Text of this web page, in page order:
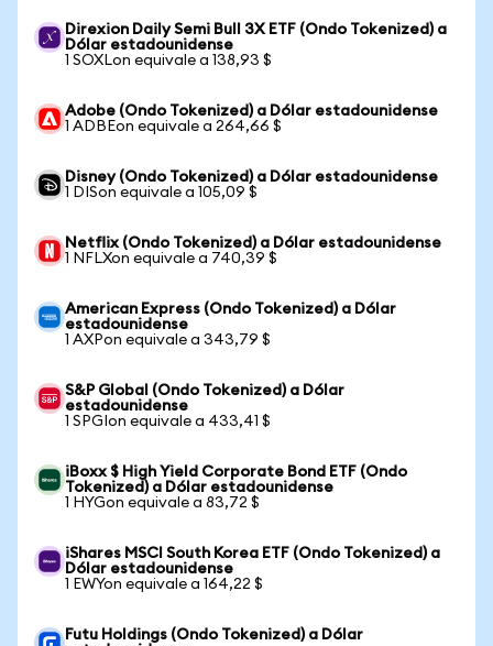
Direxion Daily Semi Bull 3X ETF (Ondo Tokenized) a
Dólar estadounidense
1 SOXLon equivale a 138,93 $
Adobe (Ondo Tokenized) a Dólar estadounidense
1 ADBEon equivale a 264,66 $
Disney (Ondo Tokenized) a Dólar estadounidense
1 DISon equivale a 105,09 $
Netflix (Ondo Tokenized) a Dólar estadounidense
1 NFLXon equivale a 740,39 $
American Express (Ondo Tokenized) a Dólar
estadounidense
1 AXPon equivale a 343,79 $
S&P Global (Ondo Tokenized) a Dólar
estadounidense
1 SPGIon equivale a 433,41 $
iBoxx $ High Yield Corporate Bond ETF (Ondo
Tokenized) a Dólar estadounidense
1 HYGon equivale a 83,72 $
iShares MSCI South Korea ETF (Ondo Tokenized) a
Dólar estadounidense
1 EWYon equivale a 164,22 $
Futu Holdings (Ondo Tokenized) a Dólar